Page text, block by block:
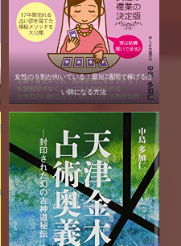
女性の９割が向いている！最短2週間で稼げる占
い師になる方法